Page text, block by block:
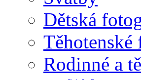
Dětská
Těhotenské
Rodinné a